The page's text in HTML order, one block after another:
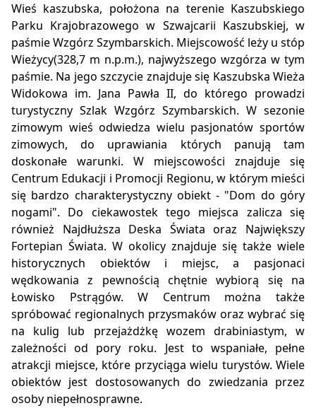
Wieś kaszubska, położona na terenie Kaszubskiego
Parku Krajobrazowego w Szwajcarii Kaszubskiej, w
paśmie Wzgórz Szymbarskich. Miejscowość leży u stóp
Wieżycy(328,7 m n.p.m.), najwyższego wzgórza w tym
paśmie. Na jego szczycie znajduje się Kaszubska Wieża
Widokowa im. Jana Pawła II, do którego prowadzi
turystyczny Szlak Wzgórz Szymbarskich. W sezonie
zimowym wieś odwiedza wielu pasjonatów sportów
zimowych, do uprawiania których panują tam
doskonałe warunki. W miejscowości znajduje się
Centrum Edukacji i Promocji Regionu, w którym mieści
się bardzo charakterystyczny obiekt - "Dom do góry
nogami". Do ciekawostek tego miejsca zalicza się
również Najdłuższa Deska Świata oraz Największy
Fortepian Świata. W okolicy znajduje się także wiele
historycznych obiektów i miejsc, a pasjonaci
wędkowania z pewnością chętnie wybiorą się na
Łowisko Pstrągów. W Centrum można także
spróbować regionalnych przysmaków oraz wybrać się
na kulig lub przejażdżkę wozem drabiniastym, w
zależności od pory roku. Jest to wspaniałe, pełne
atrakcji miejsce, które przyciąga wielu turystów. Wiele
obiektów jest dostosowanych do zwiedzania przez
osoby niepełnosprawne.